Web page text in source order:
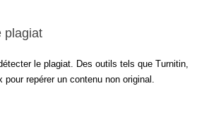
plagiat
le plagiat. Des outils tels que Turnitin,
repérer un contenu non original.